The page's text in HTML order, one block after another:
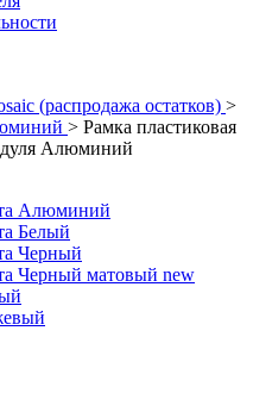
(распродажа остатков) >
> Рамка пластиковая
Алюминий
Алюминий
Белый
Черный
Черный матовый new